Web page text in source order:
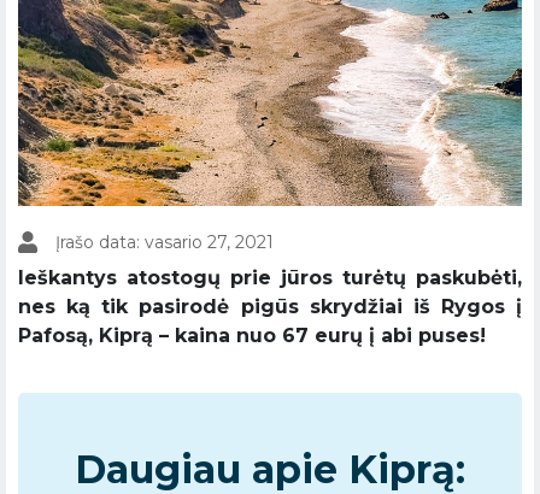
Įrašo data: vasario 27, 2021
Ieškantys atostogų prie jūros turėtų paskubėti,
nes ką tik pasirodė pigūs skrydžiai iš Rygos į
Pafosą, Kiprą – kaina nuo 67 eurų į abi puses!
Daugiau apie Kiprą: